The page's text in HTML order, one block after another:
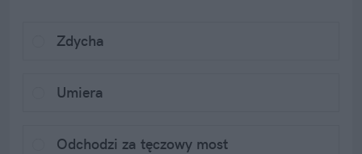
Zdycha
Umiera
Odchodzi za tęczowy most